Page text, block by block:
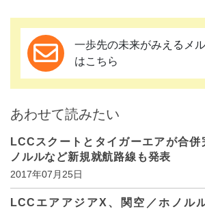
一歩先の未来がみえるメ
はこちら
あわせて読みたい
LCCスクートとタイガーエアが合併
ノルルなど新規就航路線も発表
2017年07月25日
LCCエアアジアX、関空／ホノル